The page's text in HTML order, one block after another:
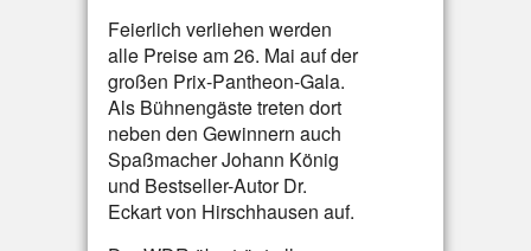
Feierlich verliehen werden
alle Preise am 26. Mai auf der
großen Prix-Pantheon-Gala.
Als Bühnengäste treten dort
neben den Gewinnern auch
Spaßmacher Johann König
und Bestseller-Autor Dr.
Eckart von Hirschhausen auf.